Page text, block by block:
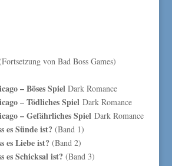
von Bad Boss Games)
– Böses SpielDark Romance
– Tödliches SpielDark Romance
– Gefährliches SpielDark Romance
es Sünde ist? (Band 1)
es Liebe ist? (Band 2)
es Schicksal ist? (Band 3)